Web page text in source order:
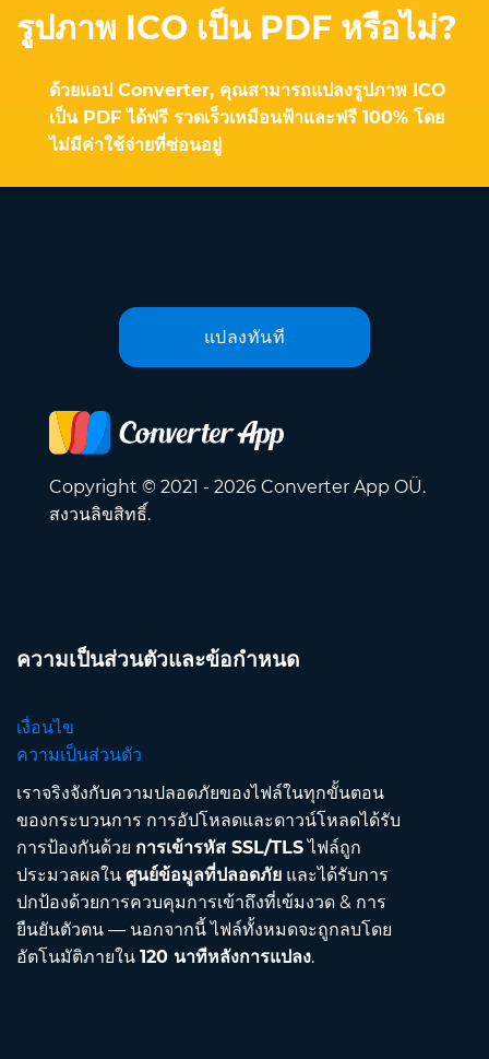
รูปภาพ ICO เป็น PDF หรือไม่?
ด้วยแอป Converter, คุณสามารถแปลงรูปภาพ ICO
เป็น PDF ได้ฟรี รวดเร็วเหมือนฟ้าและฟรี 100% โดย
ไม่มีค่าใช้จ่ายที่ซ่อนอยู่
แปลงทันที
Copyright © 2021 - 2026 Converter App OÜ.
สงวนลิขสิทธิ์.
ความเป็นส่วนตัวและข้อกำหนด
เงื่อนไข
ความเป็นส่วนตัว
เราจริงจังกับความปลอดภัยของไฟล์ในทุกขั้นตอน
ของกระบวนการ การอัปโหลดและดาวน์โหลดได้รับ
การป้องกันด้วย การเข้ารหัส SSL/TLSไฟล์ถูก
ประมวลผลใน ศูนย์ข้อมูลที่ปลอดภัย และได้รับการ
ปกป้องด้วยการควบคุมการเข้าถึงที่เข้มงวด & การ
ยืนยันตัวตน — นอกจากนี้ ไฟล์ทั้งหมดจะถูกลบโดย
อัตโนมัติภายใน 120 นาทีหลังการแปลง.